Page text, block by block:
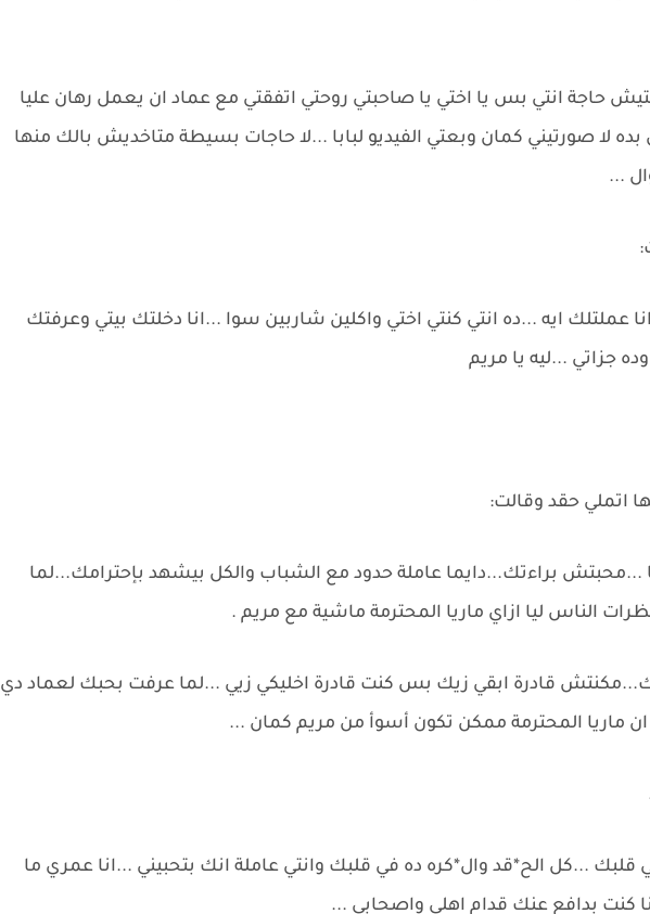
حاجة انتي بس يا اختي يا صاحبتي روحتي اتفقتي مع عماد ان يعمل رهان عليا
لا صورتيني كمان وبعتي الفيديو لبابا ...لا حاجات بسيطة متاخديش بالك منها
...
عملتلك ايه ...ده انتي كنتي اختي واكلين شاربين سوا ...انا دخلتك بيتي وعرفتك
جزاتي ...ليه يا مريم
اتملي حقد وقالت:
...محبتش براءتك...دايما عاملة حدود مع الشباب والكل بيشهد بإحترامك...لما
الناس ليا ازاي ماريا المحترمة ماشية مع مريم .
قادرة ابقي زيك بس كنت قادرة اخليكي زيي ...لما عرفت بحبك لعماد دي
ماريا المحترمة ممكن تكون أسوأ من مريم كمان ...
...كل الح*قد وال*كره ده في قلبك وانتي عاملة انك بتحبيني ...انا عمري ما
كنت بدافع عنك قدام اهلي واصحابي ...